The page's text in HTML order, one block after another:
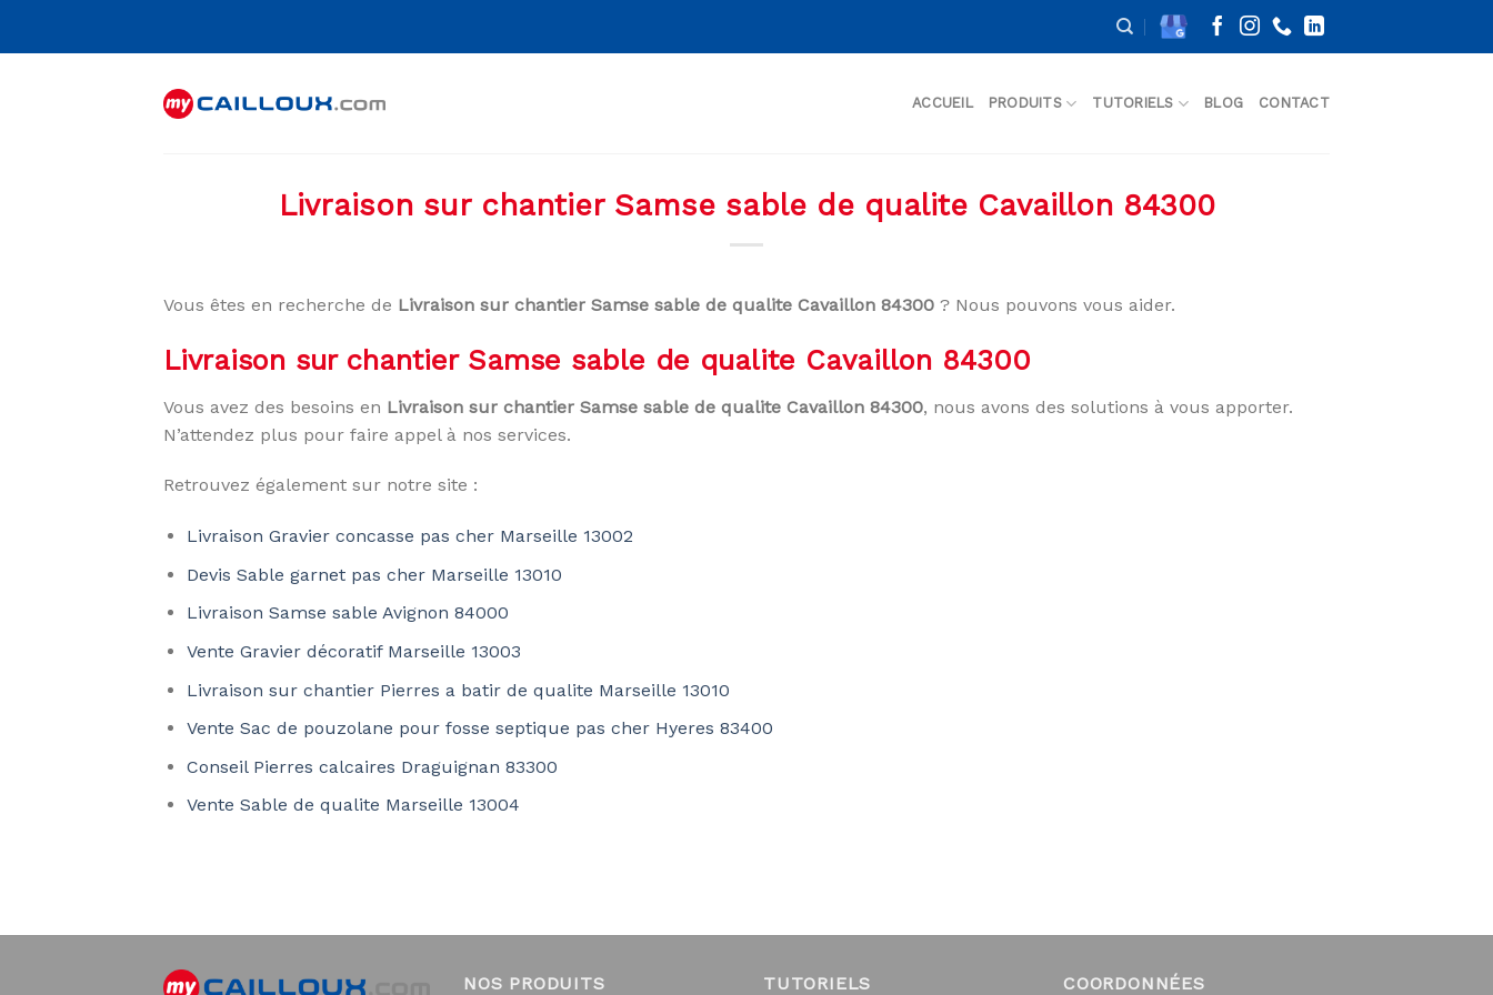
ACCUEIL PRODUITS TUTORIELS BLOG CONTACT
Livraison sur chantier Samse sable de qualite Cavaillon 84300
Vous êtes en recherche de Livraison sur chantier Samse sable de qualite Cavaillon 84300 ? Nous pouvons vous aider.
Livraison sur chantier Samse sable de qualite Cavaillon 84300
Vous avez des besoins en Livraison sur chantier Samse sable de qualite Cavaillon 84300, nous avons des solutions à vous apporter.
N’attendez plus pour faire appel à nos services.
Retrouvez également sur notre site :
Livraison Gravier concasse pas cher Marseille 13002
Devis Sable garnet pas cher Marseille 13010
Livraison Samse sable Avignon 84000
Vente Gravier décoratif Marseille 13003
Livraison sur chantier Pierres a batir de qualite Marseille 13010
Vente Sac de pouzolane pour fosse septique pas cher Hyeres 83400
Conseil Pierres calcaires Draguignan 83300
Vente Sable de qualite Marseille 13004
NOS PRODUITS TUTORIELS COORDONNÉES